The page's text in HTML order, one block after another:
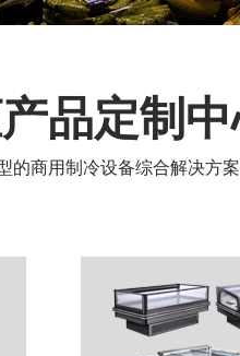
品定制
的商用制冷设备综合解决方